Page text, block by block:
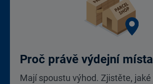
Proč právě výdejní
Mají spoustu výhod. Zjistěte, jaké